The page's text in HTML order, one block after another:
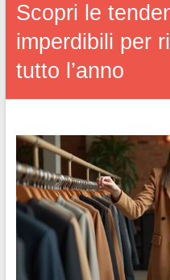
Scopri le
imperdibili per
tutto l’anno